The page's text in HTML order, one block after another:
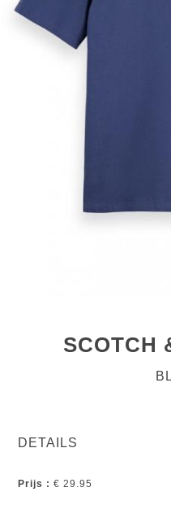
SCOTCH
DETAILS
Prijs : € 29.95